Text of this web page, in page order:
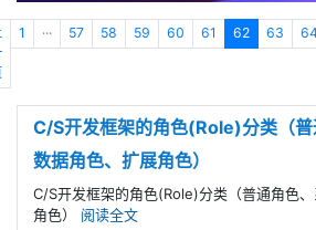
1 ··· 57 58 59 60 61 62 63
C/S开发框架的角色(Role)分类（普
数据角色、扩展角色）
C/S开发框架的角色(Role)分类（普通角色
角色） 阅读全文